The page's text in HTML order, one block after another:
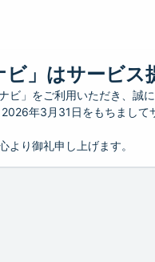
ビ」はサービ
ビ」をご利用いただき、誠
2026年3月31日をもちまして
より御礼申し上げます。